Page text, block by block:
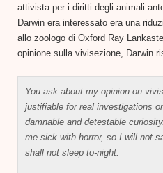
attivista per i diritti degli animali
Darwin era interessato era una
allo zoologo di Oxford Ray
opinione sulla vivisezione, Darwin
You ask about my opinion on
justifiable for real investigations
damnable and detestable
me sick with horror, so I will not
shall not sleep to-night.